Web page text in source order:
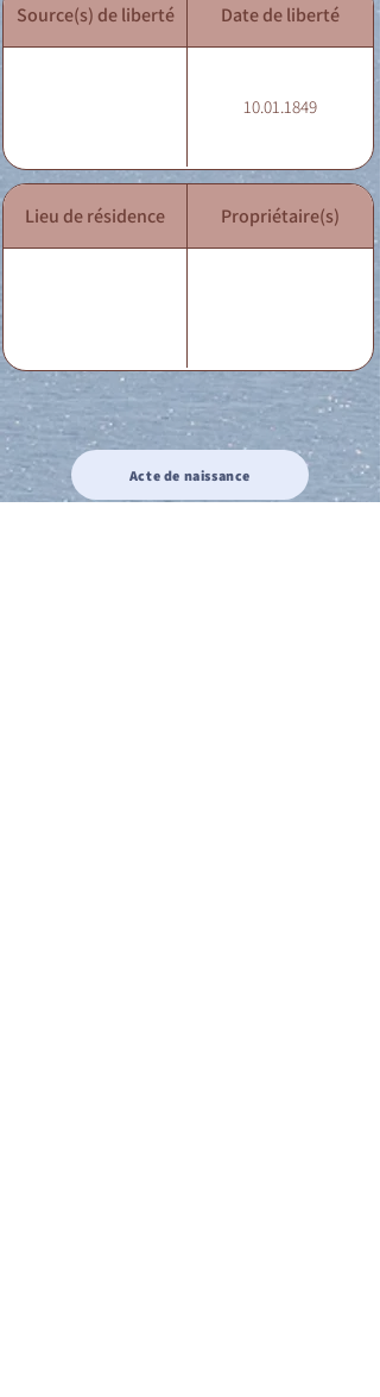
Source(s) de liberté Date de liberté
10.01.1849
Lieu de résidence Propriétaire(s)
Acte de naissance